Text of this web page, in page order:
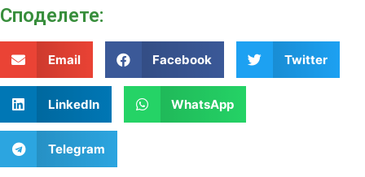
Споделeте:
Email Facebook Twitter
LinkedIn WhatsApp
Telegram